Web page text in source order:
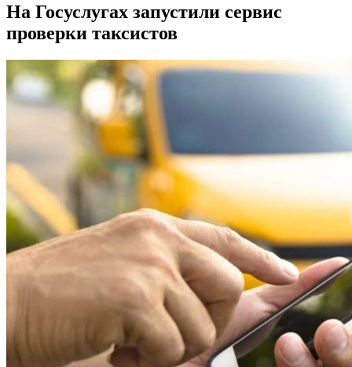
На Госуслугах запустили сервис
проверки таксистов